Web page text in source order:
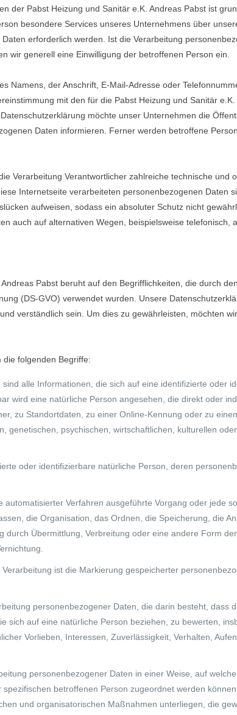
der Pabst Heizung und Sanitär e.K. Andreas Pabst ist
besondere Services unseres Unternehmens über
erforderlich werden. Ist die Verarbeitung
wir generell eine Einwilligung der betroffenen Person ein.
Namens, der Anschrift, E-Mail-Adresse oder
mit den für die Pabst Heizung und Sanitär
möchte unser Unternehmen die
Daten informieren. Ferner werden betroffene
Verarbeitung Verantwortlicher zahlreiche technische und
Internetseite verarbeiteten personenbezogenen Daten
aufweisen, sodass ein absoluter Schutz nicht
auch auf alternativen Wegen, beispielsweise telefonisch,
Pabst beruht auf den Begrifflichkeiten, die durch
(DS-GVO) verwendet wurden. Unsere
verständlich sein. Um dies zu gewährleisten, möchten
folgenden Begriffe:
alle Informationen, die sich auf eine identifizierte oder
wird eine natürliche Person angesehen, die direkt oder
zu Standortdaten, zu einer Online-Kennung oder zu
genetischen, psychischen, wirtschaftlichen, kulturellen
oder identifizierbare natürliche Person, deren
automatisierter Verfahren ausgeführte Vorgang oder jede
die Organisation, das Ordnen, die Speicherung, die
durch Übermittlung, Verbreitung oder eine andere Form
ist die Markierung gespeicherter
personenbezogener Daten, die darin besteht, dass
sich auf eine natürliche Person beziehen, zu bewerten,
Vorlieben, Interessen, Zuverlässigkeit, Verhalten,
personenbezogener Daten in einer Weise, auf
betroffenen Person zugeordnet werden
und organisatorischen Maßnahmen unterliegen, die